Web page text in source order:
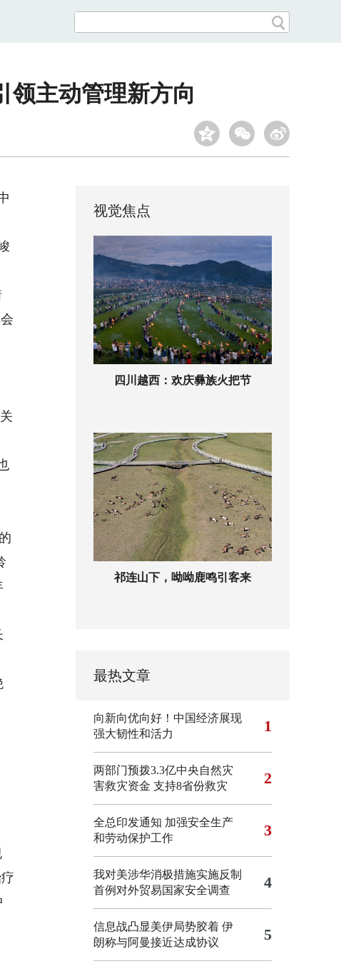
领主动管理新方向
视觉焦点
四川越西：欢庆彝族火把节
祁连山下，呦呦鹿鸣引客来
最热文章
向新向优向好！中国经济展现
强大韧性和活力
1
两部门预拨3.3亿中央自然灾
害救灾资金 支持8省份救灾
2
全总印发通知 加强安全生产
和劳动保护工作
3
我对美涉华消极措施实施反制
首例对外贸易国家安全调查
4
信息战凸显美伊局势胶着 伊
朗称与阿曼接近达成协议
5